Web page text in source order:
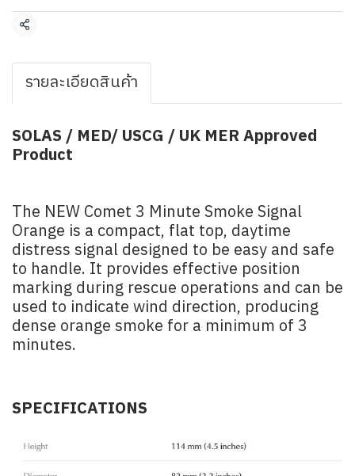
Share
รายละเอียดสินค้า
SOLAS / MED/ USCG / UK MER Approved
Product
The NEW Comet 3 Minute Smoke Signal
Orange is a compact, flat top, daytime
distress signal designed to be easy and safe
to handle. It provides effective position
marking during rescue operations and can be
used to indicate wind direction, producing
dense orange smoke for a minimum of 3
minutes.
SPECIFICATIONS